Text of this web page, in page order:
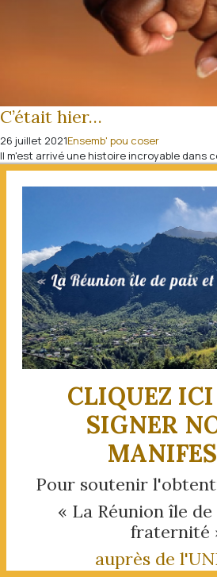
C’était hier…
26 juillet 2021Ensemb' pou coser
Il m'est arrivé une histoire incroyable dans
demande d'être craintif de l'autre et avec
porter un masque, d'être pro vac ou anti
Une histoire vraie et
CLIQUEZ
SIGNER
Pour soutenir
« La Réunion île
fraternité
auprès de